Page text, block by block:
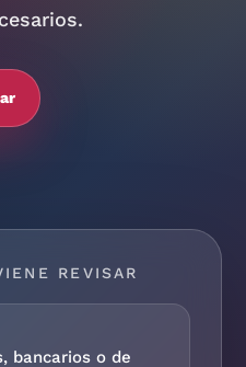
REVISAR
bancarios o de